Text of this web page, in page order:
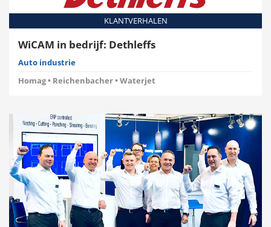
KLANTVERHALEN
WiCAM in bedrijf: Dethleffs
Auto industrie
Homag • Reichenbacher • Waterjet